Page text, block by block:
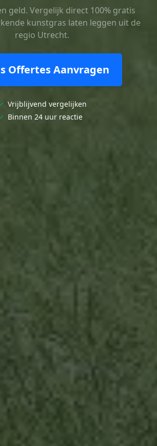
geld. Vergelijk direct 100% gratis
kunstgras laten leggen uit de
regio Utrecht.
Offertes Aanvragen
Vrijblijvend vergelijken
Binnen 24 uur reactie